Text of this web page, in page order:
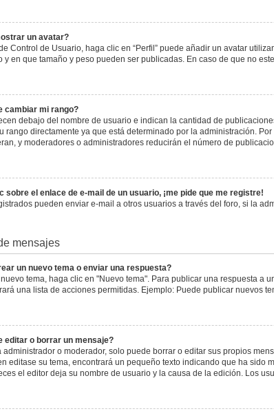
un avatar?
Control de Usuario, haga clic en “Perfil” puede añadir un avatar
y en que tamaño y peso pueden ser publicadas. En caso de que no
cambiar mi rango?
debajo del nombre de usuario e indican la cantidad de
rango directamente ya que está determinado por la administración.
y moderadores o administradores reducirán el número de
sobre el enlace de e-mail de un usuario, ¡me pide que me registre!
pueden enviar e-mail a otros usuarios a través del foro, si la
mensajes
un nuevo tema o enviar una respuesta?
tema, haga clic en "Nuevo tema". Para publicar una respuesta a
una lista de acciones permitidas. Ejemplo: Puede publicar nuevos
editar o borrar un mensaje?
administrador o moderador, solo puede borrar o editar sus propios
editase su tema, encontrará un pequeño texto indicando que ha
el editor deja su nombre de usuario y la causa de la edición. Los